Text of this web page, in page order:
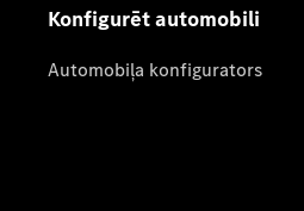
Konfigurēt automobili
Automobiļa konfigurators